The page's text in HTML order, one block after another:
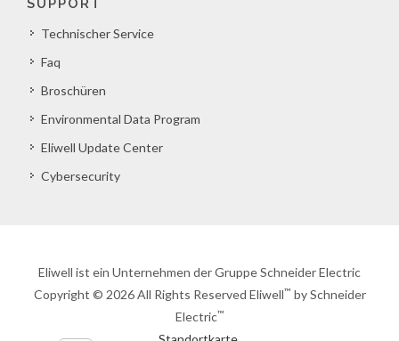
SUPPORT
Technischer Service
Faq
Broschüren
Environmental Data Program
Eliwell Update Center
Cybersecurity
Eliwell ist ein Unternehmen der Gruppe Schneider Electric
Copyright © 2026 All Rights Reserved Eliwell™ by Schneider
Electric™